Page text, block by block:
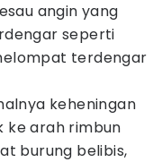
angin yang
seperti
terdengar
keheningan
ke arah rimbun
burung belibis,